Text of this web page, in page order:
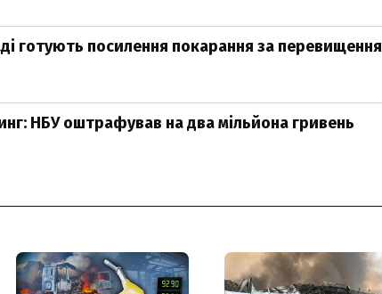
готують посилення покарання за перевищення
НБУ оштрафував на два мільйона гривень